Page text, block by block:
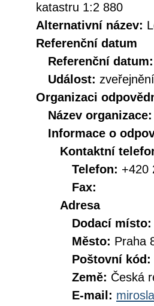
katastru 1:2 880
Alternativní název:
Referenční datum
Referenční datum:
Událost: zveřejnění
Organizaci
Název organizace:
Informace o
Kontaktní
Telefon: +420
Fax:
Adresa
Dodací místo:
Město: Praha
Poštovní kód:
Země: Česká
E-mail: